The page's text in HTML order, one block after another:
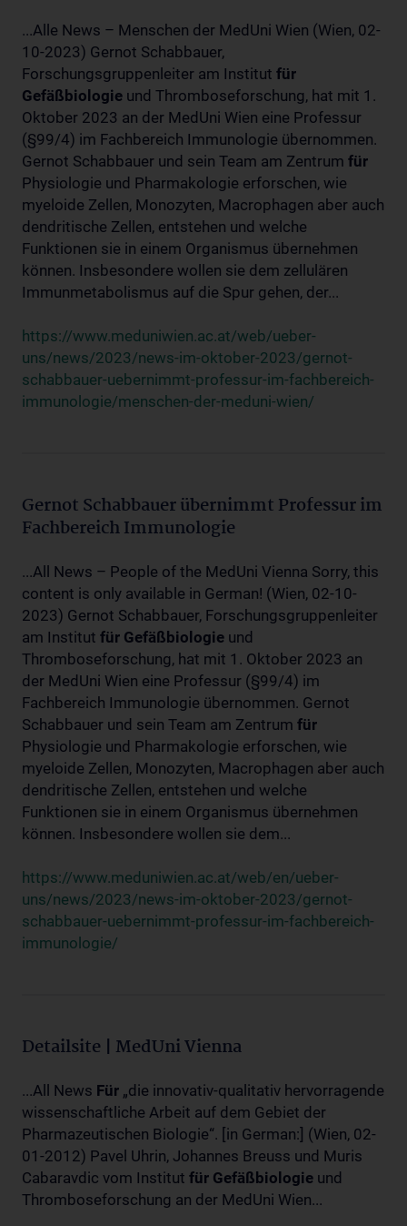
...Alle News – Menschen der MedUni Wien (Wien, 02-
10-2023) Gernot Schabbauer,
Forschungsgruppenleiter am Institut für
Gefäßbiologie und Thromboseforschung, hat mit 1.
Oktober 2023 an der MedUni Wien eine Professur
(§99/4) im Fachbereich Immunologie übernommen.
Gernot Schabbauer und sein Team am Zentrum für
Physiologie und Pharmakologie erforschen, wie
myeloide Zellen, Monozyten, Macrophagen aber auch
dendritische Zellen, entstehen und welche
Funktionen sie in einem Organismus übernehmen
können. Insbesondere wollen sie dem zellulären
Immunmetabolismus auf die Spur gehen, der...
https://www.meduniwien.ac.at/web/ueber-
uns/news/2023/news-im-oktober-2023/gernot-
schabbauer-uebernimmt-professur-im-fachbereich-
immunologie/menschen-der-meduni-wien/
Gernot Schabbauer übernimmt Professur im
Fachbereich Immunologie
...All News – People of the MedUni Vienna Sorry, this
content is only available in German! (Wien, 02-10-
2023) Gernot Schabbauer, Forschungsgruppenleiter
am Institut für Gefäßbiologie und
Thromboseforschung, hat mit 1. Oktober 2023 an
der MedUni Wien eine Professur (§99/4) im
Fachbereich Immunologie übernommen. Gernot
Schabbauer und sein Team am Zentrum für
Physiologie und Pharmakologie erforschen, wie
myeloide Zellen, Monozyten, Macrophagen aber auch
dendritische Zellen, entstehen und welche
Funktionen sie in einem Organismus übernehmen
können. Insbesondere wollen sie dem...
https://www.meduniwien.ac.at/web/en/ueber-
uns/news/2023/news-im-oktober-2023/gernot-
schabbauer-uebernimmt-professur-im-fachbereich-
immunologie/
Detailsite | MedUni Vienna
...All News Für „die innovativ-qualitativ hervorragende
wissenschaftliche Arbeit auf dem Gebiet der
Pharmazeutischen Biologie“. [in German:] (Wien, 02-
01-2012) Pavel Uhrin, Johannes Breuss und Muris
Cabaravdic vom Institut für Gefäßbiologie und
Thromboseforschung an der MedUni Wien...